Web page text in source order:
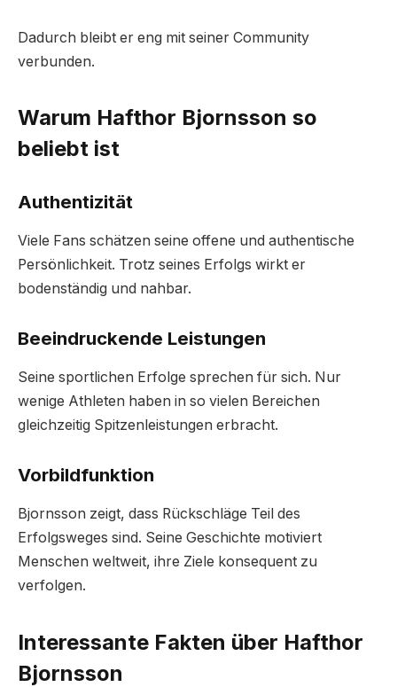
Dadurch bleibt er eng mit seiner Community
verbunden.
Warum Hafthor Bjornsson so
beliebt ist
Authentizität
Viele Fans schätzen seine offene und authentische
Persönlichkeit. Trotz seines Erfolgs wirkt er
bodenständig und nahbar.
Beeindruckende Leistungen
Seine sportlichen Erfolge sprechen für sich. Nur
wenige Athleten haben in so vielen Bereichen
gleichzeitig Spitzenleistungen erbracht.
Vorbildfunktion
Bjornsson zeigt, dass Rückschläge Teil des
Erfolgsweges sind. Seine Geschichte motiviert
Menschen weltweit, ihre Ziele konsequent zu
verfolgen.
Interessante Fakten über Hafthor
Bjornsson